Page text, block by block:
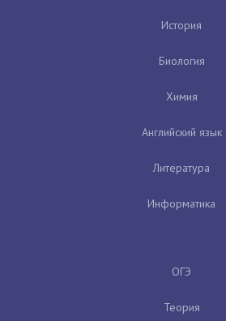
История
Биология
Химия
Английский язык
Литература
Информатика
ОГЭ
Теория